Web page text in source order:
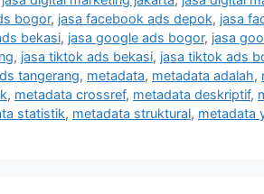
bogor, jasa facebook ads depok, jasa
bekasi, jasa google ads bogor, jasa
, jasa tiktok ads bekasi, jasa tiktok ads
tangerang, metadata, metadata adalah,
, metadata crossref, metadata deskriptif,
statistik, metadata struktural, metadata